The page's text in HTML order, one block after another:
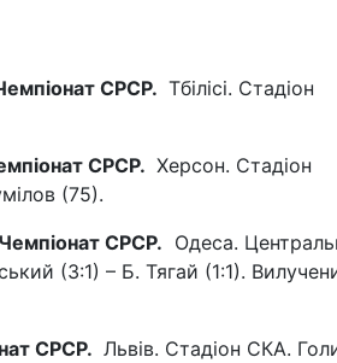
СРСР. Тбілісі. Стадіон
СРСР. Херсон. Стадіон
(75).
СРСР. Одеса.
(3:1) – Б. Тягай (1:1).
СРСР. Львів. Стадіон СКА.